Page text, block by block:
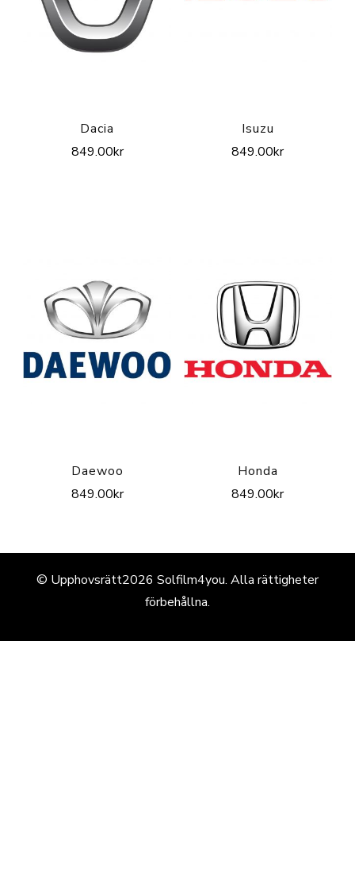
Dacia
849.00kr
Isuzu
849.00kr
Daewoo
849.00kr
Honda
849.00kr
© Upphovsrätt2026 Solfilm4you. Alla rättigheter
förbehållna.